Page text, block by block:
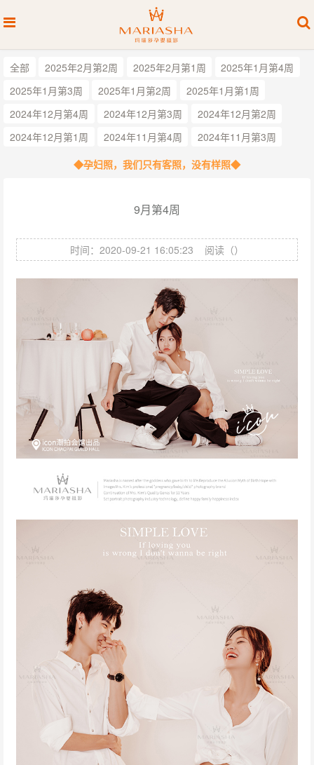
全部 2025年2月第2周 2025年2月第1周
2025年1月第4周
2025年1月第3周
2025年1月第2周
2025年1月第1周
2024年12月第4周
2024年12月第3周
2024年12月第2周
2024年12月第1周
2024年11月第4周
2024年11月第3周
◆孕妇照，我们只有客照，没有样照◆
9月第4周
时间：2020-09-21 16:05:23 阅读（）